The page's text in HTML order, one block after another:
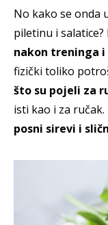
No kako se onda
piletinu i
nakon treninga
fizički toliko
što su pojeli za
isti kao i za ručak.
posni sirevi i